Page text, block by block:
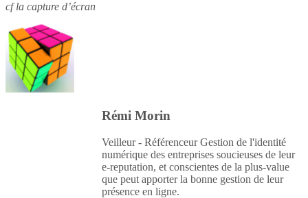
cf la capture d’écran
Rémi Morin
Veilleur - Référenceur Gestion de l'identité
numérique des entreprises soucieuses de leur
e-reputation, et conscientes de la plus-value
que peut apporter la bonne gestion de leur
présence en ligne.